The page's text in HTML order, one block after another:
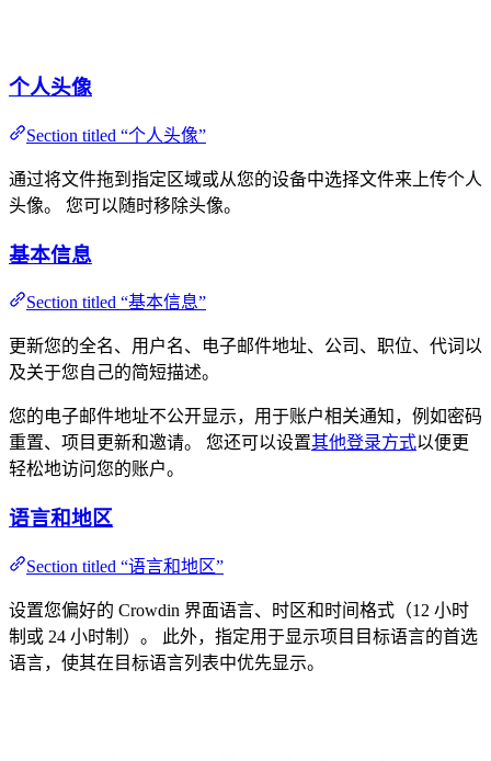
个人头像
Section titled “个人头像”
通过将文件拖到指定区域或从您的设备中选择文件来上传个人
头像。 您可以随时移除头像。
基本信息
Section titled “基本信息”
更新您的全名、用户名、电子邮件地址、公司、职位、代词以
及关于您自己的简短描述。
您的电子邮件地址不公开显示，用于账户相关通知，例如密码
重置、项目更新和邀请。 您还可以设置其他登录方式以便更
轻松地访问您的账户。
语言和地区
Section titled “语言和地区”
设置您偏好的 Crowdin 界面语言、时区和时间格式（12 小时
制或 24 小时制）。 此外，指定用于显示项目目标语言的首选
语言，使其在目标语言列表中优先显示。